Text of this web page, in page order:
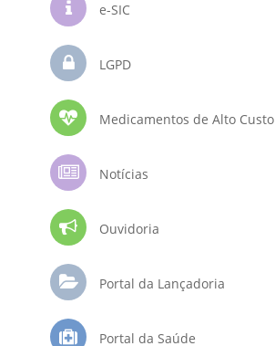
e-SIC
LGPD
Medicamentos de Alto Custo
Notícias
Ouvidoria
Portal da Lançadoria
Portal da Saúde